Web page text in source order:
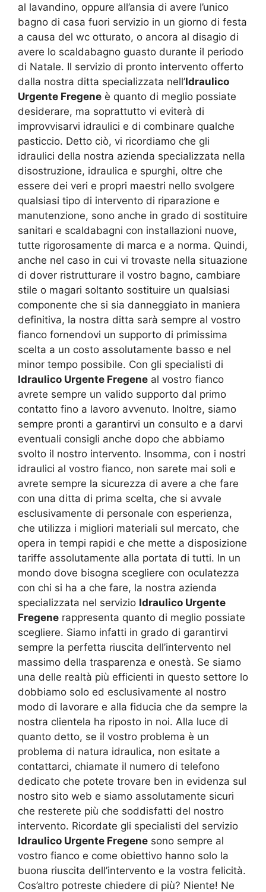
al lavandino, oppure all’ansia di avere l’unico
bagno di casa fuori servizio in un giorno di festa
a causa del wc otturato, o ancora al disagio di
avere lo scaldabagno guasto durante il periodo
di Natale. Il servizio di pronto intervento offerto
dalla nostra ditta specializzata nell’Idraulico
Urgente Fregene è quanto di meglio possiate
desiderare, ma soprattutto vi eviterà di
improvvisarvi idraulici e di combinare qualche
pasticcio. Detto ciò, vi ricordiamo che gli
idraulici della nostra azienda specializzata nella
disostruzione, idraulica e spurghi, oltre che
essere dei veri e propri maestri nello svolgere
qualsiasi tipo di intervento di riparazione e
manutenzione, sono anche in grado di sostituire
sanitari e scaldabagni con installazioni nuove,
tutte rigorosamente di marca e a norma. Quindi,
anche nel caso in cui vi trovaste nella situazione
di dover ristrutturare il vostro bagno, cambiare
stile o magari soltanto sostituire un qualsiasi
componente che si sia danneggiato in maniera
definitiva, la nostra ditta sarà sempre al vostro
fianco fornendovi un supporto di primissima
scelta a un costo assolutamente basso e nel
minor tempo possibile. Con gli specialisti di
Idraulico Urgente Fregene al vostro fianco
avrete sempre un valido supporto dal primo
contatto fino a lavoro avvenuto. Inoltre, siamo
sempre pronti a garantirvi un consulto e a darvi
eventuali consigli anche dopo che abbiamo
svolto il nostro intervento. Insomma, con i nostri
idraulici al vostro fianco, non sarete mai soli e
avrete sempre la sicurezza di avere a che fare
con una ditta di prima scelta, che si avvale
esclusivamente di personale con esperienza,
che utilizza i migliori materiali sul mercato, che
opera in tempi rapidi e che mette a disposizione
tariffe assolutamente alla portata di tutti. In un
mondo dove bisogna scegliere con oculatezza
con chi si ha a che fare, la nostra azienda
specializzata nel servizio Idraulico Urgente
Fregene rappresenta quanto di meglio possiate
scegliere. Siamo infatti in grado di garantirvi
sempre la perfetta riuscita dell’intervento nel
massimo della trasparenza e onestà. Se siamo
una delle realtà più efficienti in questo settore lo
dobbiamo solo ed esclusivamente al nostro
modo di lavorare e alla fiducia che da sempre la
nostra clientela ha riposto in noi. Alla luce di
quanto detto, se il vostro problema è un
problema di natura idraulica, non esitate a
contattarci, chiamate il numero di telefono
dedicato che potete trovare ben in evidenza sul
nostro sito web e siamo assolutamente sicuri
che resterete più che soddisfatti del nostro
intervento. Ricordate gli specialisti del servizio
Idraulico Urgente Fregene sono sempre al
vostro fianco e come obiettivo hanno solo la
buona riuscita dell’intervento e la vostra felicità.
Cos’altro potreste chiedere di più? Niente! Ne